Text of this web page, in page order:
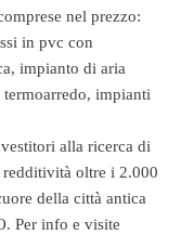
nel prezzo:
in pvc con
impianto di aria
impianti
alla ricerca di
oltre i 2.000
della città antica
Per info e visite